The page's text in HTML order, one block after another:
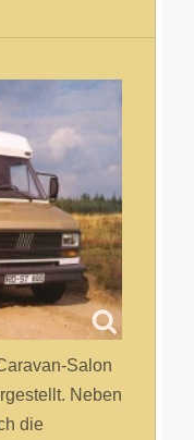
Salon
Neben
die